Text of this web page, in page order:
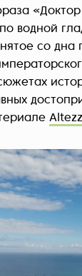
«Доктор
водной
со дна